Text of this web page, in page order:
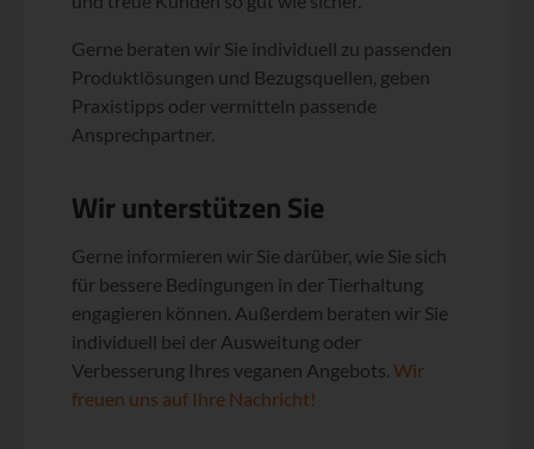
Gerne beraten wir Sie individuell zu passenden
Produktlösungen und Bezugsquellen, geben
Praxistipps oder vermitteln passende
Ansprechpartner.
Wir unterstützen Sie
Gerne informieren wir Sie darüber, wie Sie sich
für bessere Bedingungen in der Tierhaltung
engagieren können. Außerdem beraten wir Sie
individuell bei der Ausweitung oder
Verbesserung Ihres veganen Angebots. Wir
freuen uns auf Ihre Nachricht!